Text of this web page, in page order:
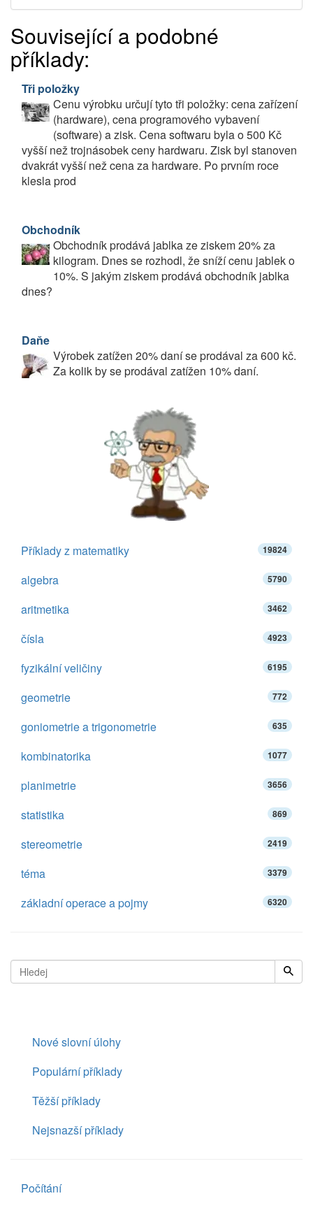
Související a podobné
příklady:
Tři položky
Cenu výrobku určují tyto tři položky: cena zařízení
(hardware), cena programového vybavení
(software) a zisk. Cena softwaru byla o 500 Kč
vyšší než trojnásobek ceny hardwaru. Zisk byl stanoven
dvakrát vyšší než cena za hardware. Po prvním roce
klesla prod
Obchodník
Obchodník prodává jablka ze ziskem 20% za
kilogram. Dnes se rozhodl, že sníží cenu jablek o
10%. S jakým ziskem prodává obchodník jablka
dnes?
Daňe
Výrobek zatížen 20% daní se prodával za 600 kč.
Za kolik by se prodával zatížen 10% daní.
Příklady z matematiky 19824
algebra 5790
aritmetika 3462
čísla 4923
fyzikální veličiny 6195
geometrie 772
goniometrie a trigonometrie 635
kombinatorika 1077
planimetrie 3656
statistika 869
stereometrie 2419
téma 3379
základní operace a pojmy 6320
Nové slovní úlohy
Populární příklady
Těžší příklady
Nejsnazší příklady
Počítání